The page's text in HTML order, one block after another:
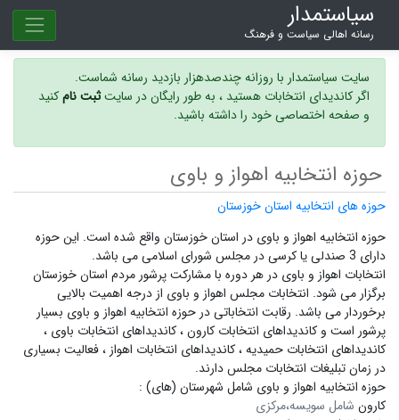
سیاستمدار
رسانه اهالی سیاست و فرهنگ
سایت سیاستمدار با روزانه چندصدهزار بازدید رسانه شماست.
اگر کاندیدای انتخابات هستید ، به طور رایگان در سایتثبت نامکنید
و صفحه اختصاصی خود را داشته باشید.
حوزه انتخابیه اهواز و باوی
حوزه های انتخابیه استان خوزستان
حوزه انتخابیه اهواز و باوی در استان خوزستان واقع شده است. این حوزه
دارای 3 صندلی یا کرسی در مجلس شورای اسلامی می باشد.
انتخابات اهواز و باوی در هر دوره با مشارکت پرشور مردم استان خوزستان
برگزار می شود. انتخابات مجلس اهواز و باوی از درجه اهمیت بالایی
برخوردار می باشد. رقابت انتخاباتی در حوزه انتخابیه اهواز و باوی بسیار
پرشور است و کاندیداهای انتخابات کارون ،کاندیداهای انتخابات باوی ،
کاندیداهای انتخابات حمیدیه ،کاندیداهای انتخابات اهواز ،فعالیت بسیاری
در زمان تبلیغات انتخابات مجلس دارند.
حوزه انتخابیه اهواز و باوی شامل شهرستان (های) :
کارون شامل سویسه،مرکزی